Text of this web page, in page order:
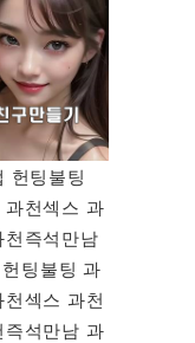
팅불팅
천섹스 과
즉석만남
팅불팅 과
섹스 과천
석만남 과